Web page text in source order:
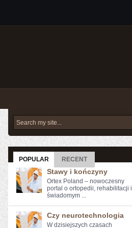
POPULAR RECENT
Stawy i kończyny
Ortex Poland – nowoczesny
portal o ortopedii, rehabilitacji i
świadomym ...
Czy neurotechnologia
W dzisiejszych czasach